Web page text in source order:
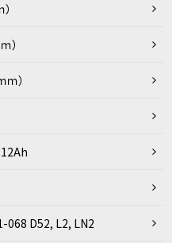
）
）
068 D52, L2, LN2